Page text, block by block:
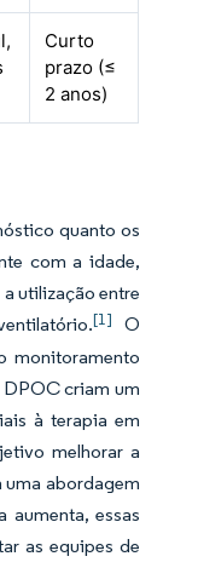
Curto
prazo (≤
2 anos)
quanto os
com a idade,
utilização entre
[1]
O
monitoramento
criam um
à terapia em
melhorar a
abordagem
aumenta, essas
as equipes de